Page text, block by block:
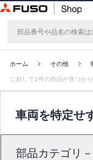
ホーム その他
に対して1件の商品が見つか
車両を特定せ
部品カテゴリ－